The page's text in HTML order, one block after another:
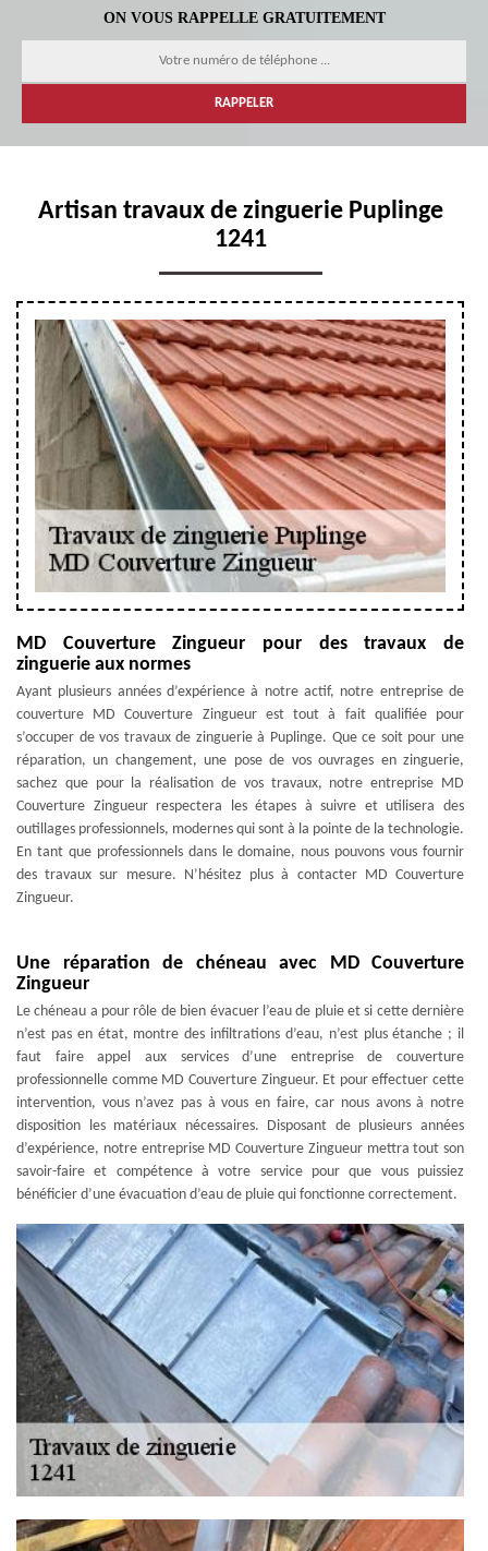
ON VOUS RAPPELLE GRATUITEMENT
Artisan travaux de zinguerie Puplinge
1241
MD Couverture Zingueur pour des travaux de
zinguerie aux normes
Ayant plusieurs années d’expérience à notre actif, notre entreprise de
couverture MD Couverture Zingueur est tout à fait qualifiée pour
s’occuper de vos travaux de zinguerie à Puplinge. Que ce soit pour une
réparation, un changement, une pose de vos ouvrages en zinguerie,
sachez que pour la réalisation de vos travaux, notre entreprise MD
Couverture Zingueur respectera les étapes à suivre et utilisera des
outillages professionnels, modernes qui sont à la pointe de la technologie.
En tant que professionnels dans le domaine, nous pouvons vous fournir
des travaux sur mesure. N’hésitez plus à contacter MD Couverture
Zingueur.
Une réparation de chéneau avec MD Couverture
Zingueur
Le chéneau a pour rôle de bien évacuer l’eau de pluie et si cette dernière
n’est pas en état, montre des infiltrations d’eau, n’est plus étanche ; il
faut faire appel aux services d’une entreprise de couverture
professionnelle comme MD Couverture Zingueur. Et pour effectuer cette
intervention, vous n’avez pas à vous en faire, car nous avons à notre
disposition les matériaux nécessaires. Disposant de plusieurs années
d’expérience, notre entreprise MD Couverture Zingueur mettra tout son
savoir-faire et compétence à votre service pour que vous puissiez
bénéficier d’une évacuation d’eau de pluie qui fonctionne correctement.